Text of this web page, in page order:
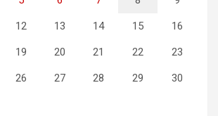
12 13 14 15 16
19 20 21 22 23
26 27 28 29 30